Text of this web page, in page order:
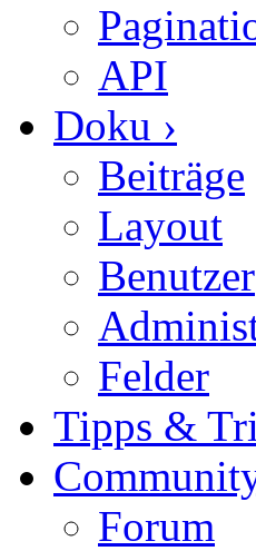
API
Doku ›
Beiträge
Layout
Benutzer
Felder
Tipps &
Forum